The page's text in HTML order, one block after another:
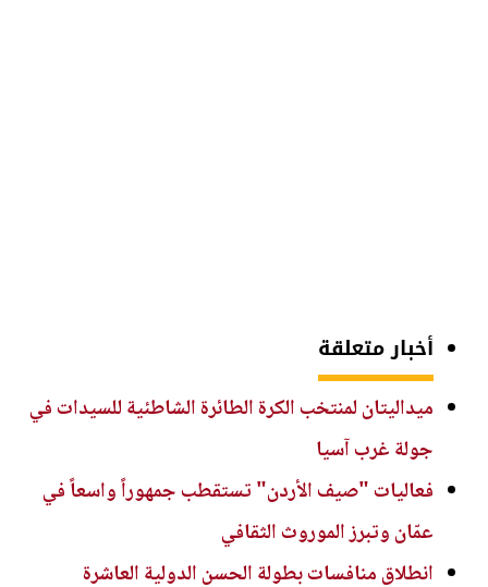
أخبار متعلقة
ميداليتان لمنتخب الكرة الطائرة الشاطئية للسيدات في
جولة غرب آسيا
فعاليات "صيف الأردن" تستقطب جمهوراً واسعاً في
عمّان وتبرز الموروث الثقافي
انطلاق منافسات بطولة الحسن الدولية العاشرة